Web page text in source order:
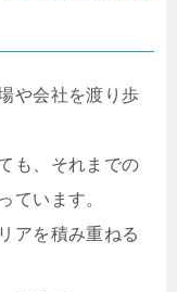
や会社を渡り歩
も、それまでの
ています。
アを積み重ねる